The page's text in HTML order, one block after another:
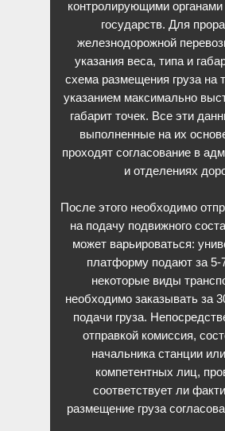
контролирующими органами
государств. Для
железнодорожной
указания веса, типа и
схема размещения груза на
указанием максимально
габарит точек. Все эти
выполненные на их
проходят согласование в
и отделениях
После этого необходимо
на подачу подвижного
может варьироваться:
платформу подают за 5-
некоторые виды
необходимо заказывать за
подачи груза.
отправкой комиссия,
начальника станции
компетентных лиц,
соответствует ли
размещение груза